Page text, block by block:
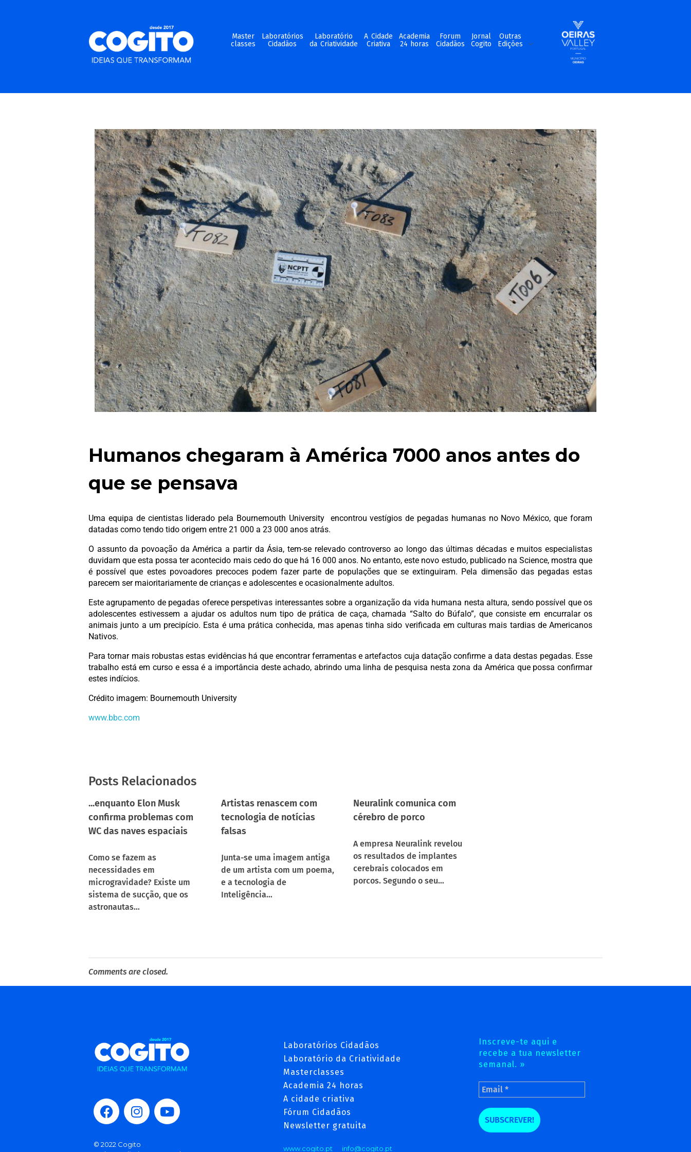
Master
classes
Laboratórios
Cidadãos
Laboratório
da Criatividade
A Cidade
Criativa
Academia
24 horas
Forum
Cidadãos
Jornal
Cogito
Outras
Edições
Humanos chegaram à América 7000 anos antes do
que se pensava
Uma equipa de cientistas liderado pela Bournemouth University encontrou vestígios de pegadas humanas no Novo México, que foram
datadas como tendo tido origem entre 21 000 a 23 000 anos atrás.
O assunto da povoação da América a partir da Ásia, tem-se relevado controverso ao longo das últimas décadas e muitos especialistas
duvidam que esta possa ter acontecido mais cedo do que há 16 000 anos. No entanto, este novo estudo, publicado na Science, mostra que
é possível que estes povoadores precoces podem fazer parte de populações que se extinguiram. Pela dimensão das pegadas estas
parecem ser maioritariamente de crianças e adolescentes e ocasionalmente adultos.
Este agrupamento de pegadas oferece perspetivas interessantes sobre a organização da vida humana nesta altura, sendo possível que os
adolescentes estivessem a ajudar os adultos num tipo de prática de caça, chamada “Salto do Búfalo”, que consiste em encurralar os
animais junto a um precipício. Esta é uma prática conhecida, mas apenas tinha sido verificada em culturas mais tardias de Americanos
Nativos.
Para tornar mais robustas estas evidências há que encontrar ferramentas e artefactos cuja datação confirme a data destas pegadas. Esse
trabalho está em curso e essa é a importância deste achado, abrindo uma linha de pesquisa nesta zona da América que possa confirmar
estes indícios.
Crédito imagem: Bournemouth University
www.bbc.com
Posts Relacionados
...enquanto Elon Musk
confirma problemas com
WC das naves espaciais
Como se fazem as
necessidades em
microgravidade? Existe um
sistema de sucção, que os
astronautas…
Artistas renascem com
tecnologia de notícias
falsas
Junta-se uma imagem antiga
de um artista com um poema,
e a tecnologia de
Inteligência…
Neuralink comunica com
cérebro de porco
A empresa Neuralink revelou
os resultados de implantes
cerebrais colocados em
porcos. Segundo o seu…
Comments are closed.
© 2022 Cogito
Laboratórios Cidadãos
Laboratório da Criatividade
Masterclasses
Academia 24 horas
A cidade criativa
Fórum Cidadãos
Newsletter gratuita
www.cogito.pt info@cogito.pt
Inscreve-te aqui e
recebe a tua newsletter
semanal. »